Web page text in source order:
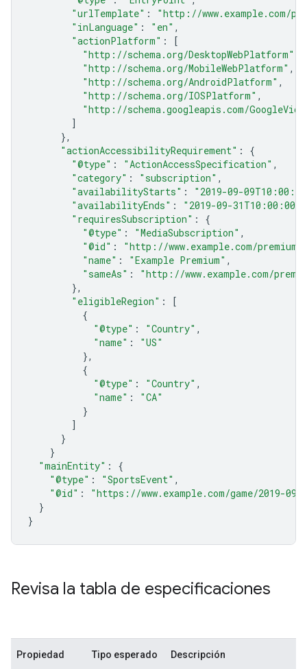
"urlTemplate" :
"http://www.example.com/
"inLanguage" : "en" ,
"actionPlatform" :
[
"http://schema.org/DesktopWebPlatform"
"http://schema.org/MobileWebPlatform" ,
"http://schema.org/AndroidPlatform" ,
"http://schema.org/IOSPlatform" ,
"http://schema.googleapis.com/
]
},
"actionAccessibilityRequirement" :
{
"@type" : "ActionAccessSpecification" ,
"category" : "subscription" ,
"availabilityStarts" :
"2019-09-
"availabilityEnds" :
"2019-09-31T10:00:00Z"
"requiresSubscription" :
{
"@type" : "MediaSubscription" ,
"@id" :
"http://www.example.com/
"name" : "Example Premium" ,
"sameAs" :
"http://www.example.com/
},
"eligibleRegion" :
[
{
"@type" : "Country" ,
"name" :
"US"
},
{
"@type" : "Country" ,
"name" :
"CA"
}
]
}
}
"mainEntity" :
{
"@type" : "SportsEvent" ,
"@id" :
"https://www.example.com/game/2019-09-
}
}
Revisa la tabla de especificaciones
Propiedad Tipo esperado Descripción